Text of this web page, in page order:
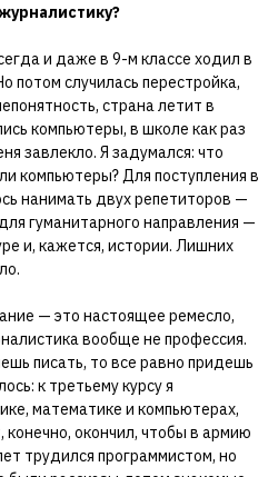
и даже в 9-м классе ходил в
потом случилась перестройка,
страна летит в
компьютеры, в школе как раз
завлекло. Я задумался: что
компьютеры? Для поступления в
нанимать двух репетиторов —
гуманитарного направления —
и, кажется, истории. Лишних
— это настоящее ремесло,
вообще не профессия.
писать, то все равно придешь
к третьему курсу я
математике и компьютерах,
конечно, окончил, чтобы в армию
трудился программистом, но